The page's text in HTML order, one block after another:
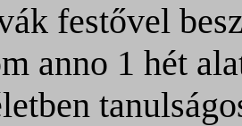
festővel
anno 1 hét